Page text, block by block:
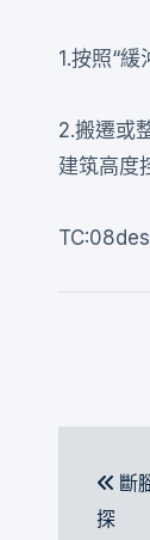
1.按照“
2.搬遷或
建筑高度
斷
探